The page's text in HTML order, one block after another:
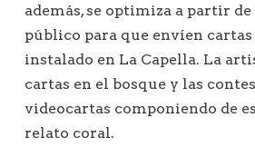
además, se optimiza a partir
público para que envíen cartas
instalado en La Capella. La
cartas en el bosque y las
videocartas componiendo de
relato coral.